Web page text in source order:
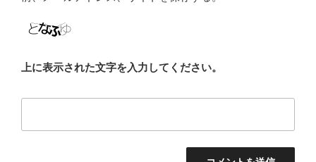
上に表示された文字を入力してください。